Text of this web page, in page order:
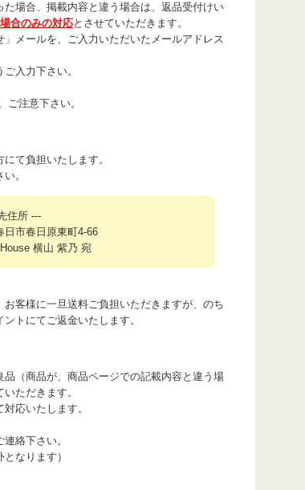
場合、掲載内容と違う場合は、返品受付けい
合のみの対応とさせていただきます。
メールを、ご入力いただいたメールアドレス
入力下さい。
ご注意下さい。
て負担いたします。
。
住所 ---
日市春日原東町4-66
横山 紫乃 宛
客様に一旦送料ご負担いただきますが、のち
トにてご返金いたします。
（商品が、商品ページでの記載内容と違う場
ただきます。
応いたします。
絡下さい。
なります）